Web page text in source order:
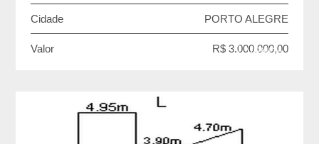
Cidade PORTO ALEGRE
Valor R$ 3.000.000,00
VENDA